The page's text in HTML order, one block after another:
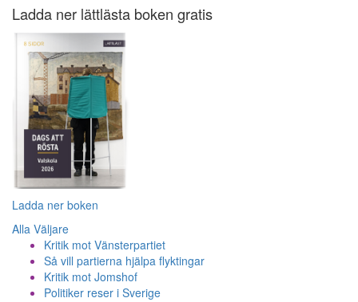
Ladda ner lättlästa boken gratis
Ladda ner boken
Alla Väljare
Kritik mot Vänsterpartiet
Så vill partierna hjälpa flyktingar
Kritik mot Jomshof
Politiker reser i Sverige